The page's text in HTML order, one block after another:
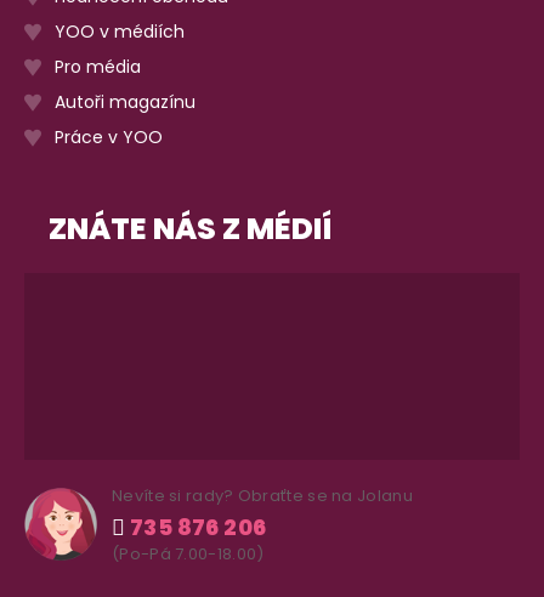
YOO v médiích
Pro média
Autoři magazínu
Práce v YOO
ZNÁTE NÁS Z MÉDIÍ
Nevíte si rady? Obraťte se na Jolanu
735 876 206
(Po-Pá 7.00-18.00)